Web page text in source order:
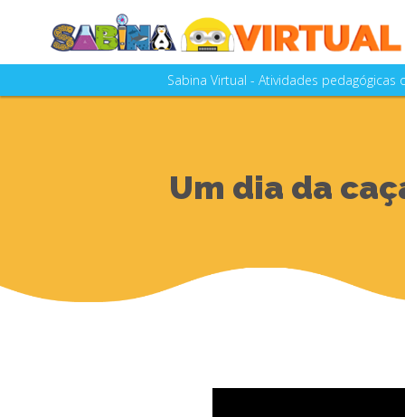
Sabina Virtual - Atividades
Um dia da